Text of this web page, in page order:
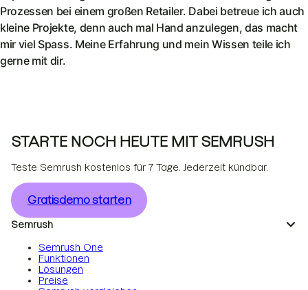
Prozessen bei einem großen Retailer. Dabei betreue ich auch
kleine Projekte, denn auch mal Hand anzulegen, das macht
mir viel Spass. Meine Erfahrung und mein Wissen teile ich
gerne mit dir.
STARTE NOCH HEUTE MIT SEMRUSH
Teste Semrush kostenlos für 7 Tage. Jederzeit kündbar.
Gratisdemo starten
Semrush
Semrush One
Funktionen
Lösungen
Preise